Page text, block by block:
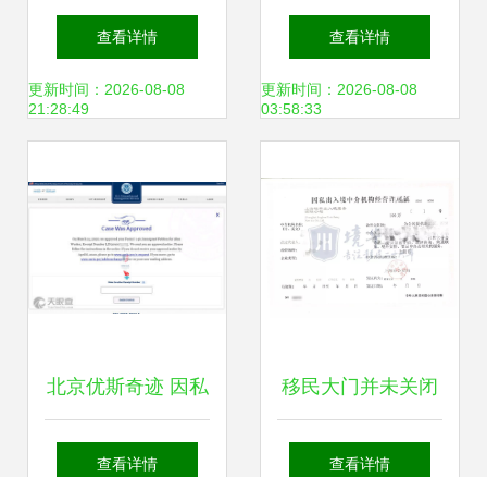
联网流量中介模式
的边界——以因私
例
查看详情
更新时间：2026-08-08
21:28:49
新规下的私募资管
产品监管与因私出
解析超级干货
查看详情
更新时间：2026-08-08
03:58:33
北京优斯奇迹 因私
出入境中介服务的
查看详情
移民大门并未关闭
——因私出入境中
查看详情